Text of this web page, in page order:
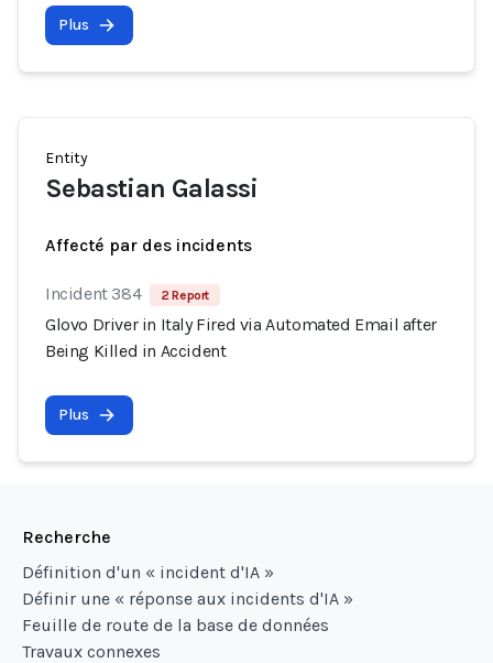
Plus
Entity
Sebastian Galassi
Affecté par des incidents
Incident 384 2 Report
Glovo Driver in Italy Fired via Automated Email after
Being Killed in Accident
Plus
Recherche
Définition d'un « incident d'IA »
Définir une « réponse aux incidents d'IA »
Feuille de route de la base de données
Travaux connexes